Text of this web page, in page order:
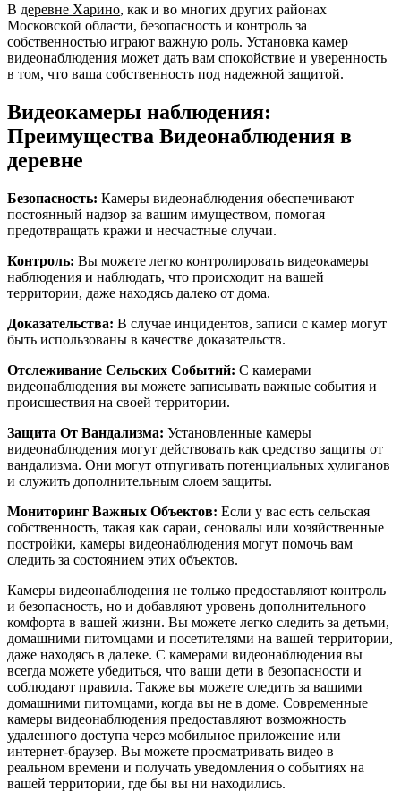
В деревне Харино, как и во многих других районах
Московской области, безопасность и контроль за
собственностью играют важную роль. Установка камер
видеонаблюдения может дать вам спокойствие и уверенность
в том, что ваша собственность под надежной защитой.
Видеокамеры наблюдения:
Преимущества Видеонаблюдения в
деревне
Безопасность: Камеры видеонаблюдения обеспечивают
постоянный надзор за вашим имуществом, помогая
предотвращать кражи и несчастные случаи.
Контроль: Вы можете легко контролировать видеокамеры
наблюдения и наблюдать, что происходит на вашей
территории, даже находясь далеко от дома.
Доказательства: В случае инцидентов, записи с камер могут
быть использованы в качестве доказательств.
Отслеживание Сельских Событий: С камерами
видеонаблюдения вы можете записывать важные события и
происшествия на своей территории.
Защита От Вандализма: Установленные камеры
видеонаблюдения могут действовать как средство защиты от
вандализма. Они могут отпугивать потенциальных хулиганов
и служить дополнительным слоем защиты.
Мониторинг Важных Объектов: Если у вас есть сельская
собственность, такая как сараи, сеновалы или хозяйственные
постройки, камеры видеонаблюдения могут помочь вам
следить за состоянием этих объектов.
Камеры видеонаблюдения не только предоставляют контроль
и безопасность, но и добавляют уровень дополнительного
комфорта в вашей жизни. Вы можете легко следить за детьми,
домашними питомцами и посетителями на вашей территории,
даже находясь в далеке. С камерами видеонаблюдения вы
всегда можете убедиться, что ваши дети в безопасности и
соблюдают правила. Также вы можете следить за вашими
домашними питомцами, когда вы не в доме. Современные
камеры видеонаблюдения предоставляют возможность
удаленного доступа через мобильное приложение или
интернет-браузер. Вы можете просматривать видео в
реальном времени и получать уведомления о событиях на
вашей территории, где бы вы ни находились.